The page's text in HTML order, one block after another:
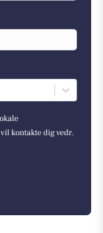
kontakte dig vedr.